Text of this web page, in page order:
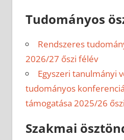
Tudományos
Rendszeres
2026/27 őszi félév
Egyszeri tanulmányi
tudományos
támogatása 2025/26
Szakmai